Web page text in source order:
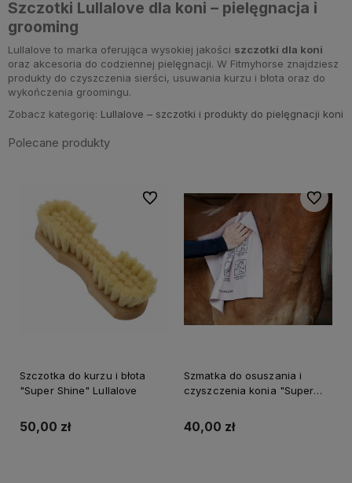
Szczotki Lullalove dla koni – pielęgnacja i
grooming
Lullalove to marka oferująca wysokiej jakości szczotki dla koni
oraz akcesoria do codziennej pielęgnacji. W Fitmyhorse znajdziesz
produkty do czyszczenia sierści, usuwania kurzu i błota oraz do
wykończenia groomingu.
Zobacz kategorię: Lullalove – szczotki i produkty do pielęgnacji koni
Polecane produkty
Szczotka do kurzu i błota
"Super Shine" Lullalove
50,00 zł
Do ulubionych
Szmatka do osuszania i
czyszczenia konia "Super
40,00 zł
Do